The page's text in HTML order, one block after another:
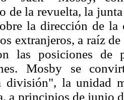
de la revuelta, la
la dirección de la
extranjeros, a raíz
las posiciones
Mosby se
división", la unidad
a principios de junio